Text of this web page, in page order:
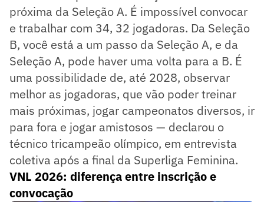
próxima da Seleção A. É impossível convocar
e trabalhar com 34, 32 jogadoras. Da Seleção
B, você está a um passo da Seleção A, e da
Seleção A, pode haver uma volta para a B. É
uma possibilidade de, até 2028, observar
melhor as jogadoras, que vão poder treinar
mais próximas, jogar campeonatos diversos, ir
para fora e jogar amistosos — declarou o
técnico tricampeão olímpico, em entrevista
coletiva após a final da Superliga Feminina.
VNL 2026: diferença entre inscrição e
convocação